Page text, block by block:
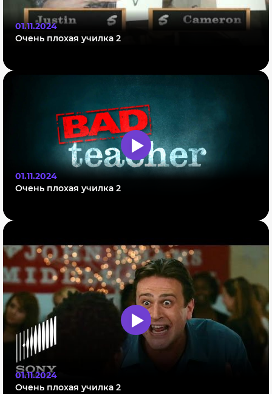
01.11.2024
Очень плохая училка 2
01.11.2024
Очень плохая училка 2
01.11.2024
Очень плохая училка 2